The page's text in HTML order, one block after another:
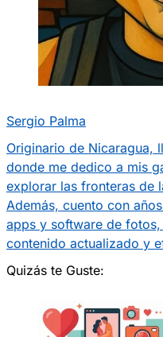
Sergio Palma
Originario de Nicaragua,
donde me dedico a mis
explorar las fronteras de
Además, cuento con
apps y software de
contenido actualizado y
Quizás te Guste: